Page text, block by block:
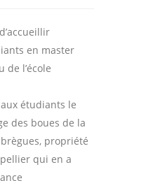
en master
de l’école
étudiants le
des boues de la
propriété
qui en a